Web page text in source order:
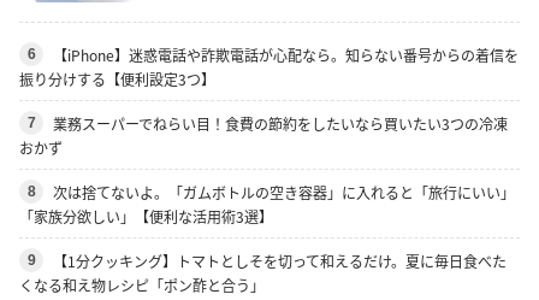
6
【iPhone】迷惑電話や詐欺電話が心配なら。知らない番号からの着信を
振り分けする【便利設定3つ】
7
業務スーパーでねらい目！食費の節約をしたいなら買いたい3つの冷凍
おかず
8
次は捨てないよ。「ガムボトルの空き容器」に入れると「旅行にいい」
「家族分欲しい」【便利な活用術3選】
9
【1分クッキング】トマトとしそを切って和えるだけ。夏に毎日食べた
くなる和え物レシピ「ポン酢と合う」